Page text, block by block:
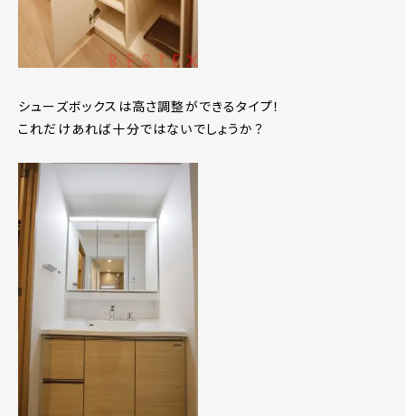
シューズボックスは高さ調整ができるタイプ！
これだけあれば十分ではないでしょうか？